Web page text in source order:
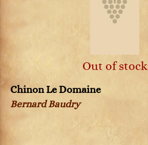
Out of stock
Chinon Le Domaine
Bernard Baudry